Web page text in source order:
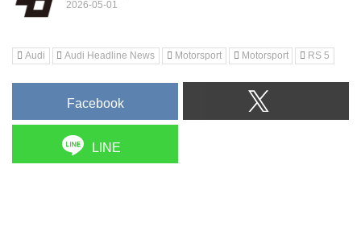
Audi Audi Headline News Motorsport Motorsport RS 5
Facebook
LINE